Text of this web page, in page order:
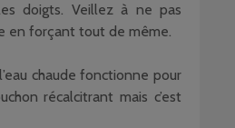
doigts. Veillez à ne pas
en forçant tout de même.
chaude fonctionne pour
récalcitrant mais c’est